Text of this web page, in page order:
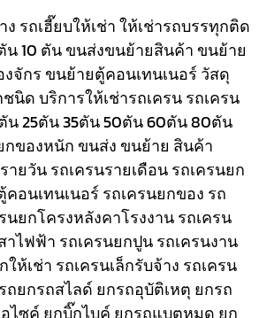
รถเฮี๊ยบให้เช่า ให้เช่ารถบรรทุกติด
น 10 ตัน ขนส่งขนย้ายสินค้า ขนย้าย
จักร ขนย้ายตู้คอนเทนเนอร์ วัสดุ
ชนิดบริการให้เช่ารถเครน รถเครน
น 25ตัน 35ตัน 50ตัน 60ตัน 80ตัน
ของหนัก ขนส่ง ขนย้าย สินค้า
ายวัน รถเครนรายเดือน รถเครนยก
อนเทนเนอร์ รถเครนยกของ รถ
นยกโครงหลังคาโรงงาน รถเครน
าไฟฟ้า รถเครนยกปูน รถเครนงาน
ให้เช่า รถเครนเล็กรับจ้าง รถเครน
ถยกรถสไลด์ ยกรถอุบัติเหตุ ยกรถ